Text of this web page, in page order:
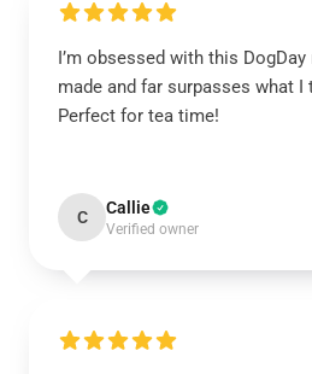
I’m obsessed with this
made and far surpasses what
Perfect for tea time!
C Callie
Verified owner